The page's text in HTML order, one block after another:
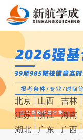
北京
山西 吉林
江苏 浙江 海南
湖北 广东 广西